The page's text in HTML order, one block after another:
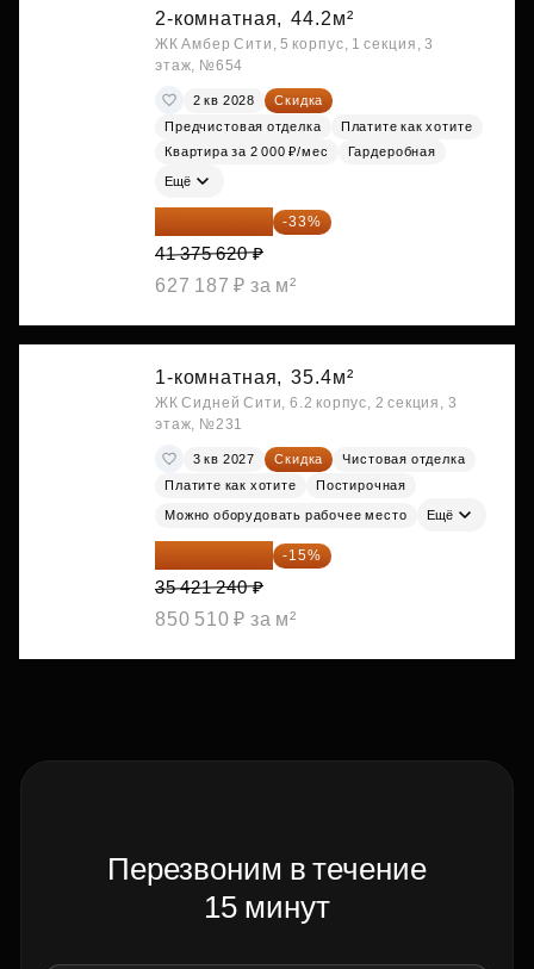
2-комнатная, 44.2м²
ЖК Амбер Сити, 5 корпус, 1 секция, 3
этаж, №654
2 кв 2028
Скидка
Предчистовая отделка
Платите как хотите
Квартира за 2 000 ₽/мес
Гардеробная
Ещё
27 721 665 ₽ -33%
41 375 620 ₽
627 187 ₽ за м²
1-комнатная, 35.4м²
ЖК Сидней Сити, 6.2 корпус, 2 секция, 3
этаж, №231
3 кв 2027 Скидка
Чистовая отделка
Платите как хотите
Постирочная
Можно оборудовать рабочее место Ещё
30 108 054 ₽ -15%
35 421 240 ₽
850 510 ₽ за м²
Перезвоним в течение
15 минут